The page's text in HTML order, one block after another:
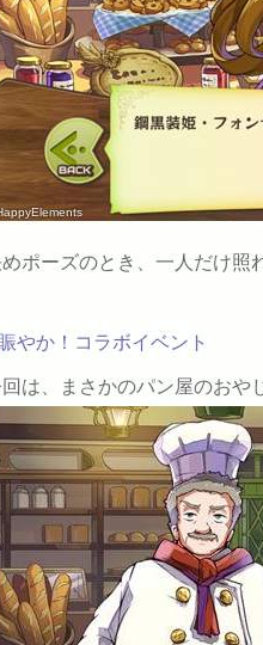
ポーズのとき、一人だけ照
賑やか！コラボイベント
は、まさかのパン屋のおや